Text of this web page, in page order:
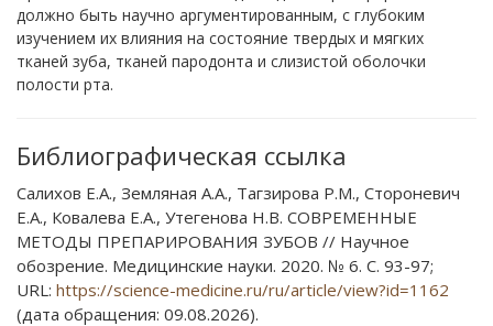
должно быть научно аргументированным, с глубоким
изучением их влияния на состояние твердых и мягких
тканей зуба, тканей пародонта и слизистой оболочки
полости рта.
Библиографическая ссылка
Салихов Е.А., Земляная А.А., Тагзирова Р.М., Стороневич
Е.А., Ковалева Е.А., Утегенова Н.В. СОВРЕМЕННЫЕ
МЕТОДЫ ПРЕПАРИРОВАНИЯ ЗУБОВ // Научное
обозрение. Медицинские науки. 2020. № 6. С. 93-97;
URL: https://science-medicine.ru/ru/article/view?id=1162
(дата обращения: 09.08.2026).